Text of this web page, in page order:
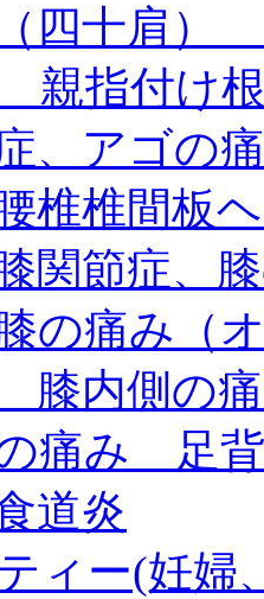
四十肩
親指付け
、アゴの
椎椎間板
関節症、
の痛み（
膝内側の
痛み 足
道炎
ィー(妊婦